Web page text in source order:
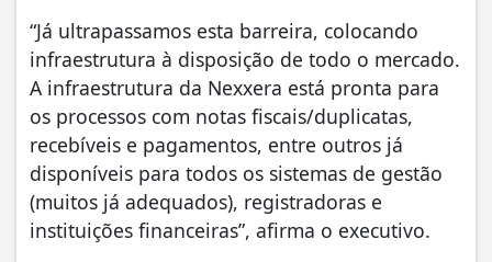
“Já ultrapassamos esta barreira, colocando
infraestrutura à disposição de todo o mercado.
A infraestrutura da Nexxera está pronta para
os processos com notas fiscais/duplicatas,
recebíveis e pagamentos, entre outros já
disponíveis para todos os sistemas de gestão
(muitos já adequados), registradoras e
instituições financeiras”, afirma o executivo.